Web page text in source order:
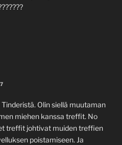
Olin siellä muutaman
miehen kanssa treffit. No
treffit johtivat muiden treffien
poistamiseen. Ja